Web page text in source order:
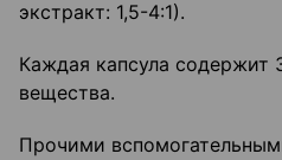
экстракт: 1,5-4:1).
Каждая капсула содержит
вещества.
Прочими